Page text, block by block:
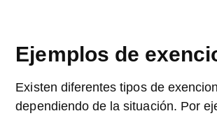
Ejemplos de
Existen diferentes tipos de
dependiendo de la situación. Por